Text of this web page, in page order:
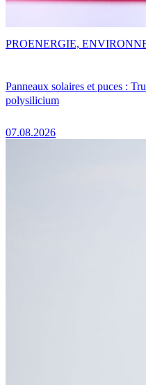
Panneaux solaires et puces :
polysilicium
07.08.2026
PROENERGIE,